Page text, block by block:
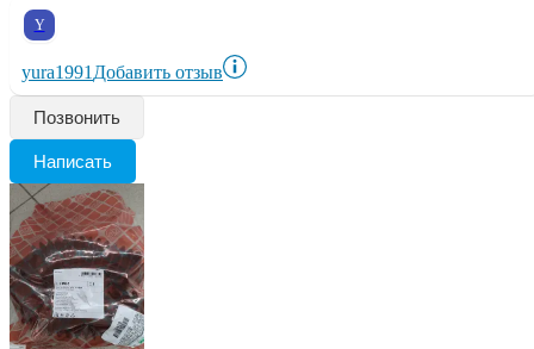
Y
yura1991 Добавить отзыв
Позвонить
Написать